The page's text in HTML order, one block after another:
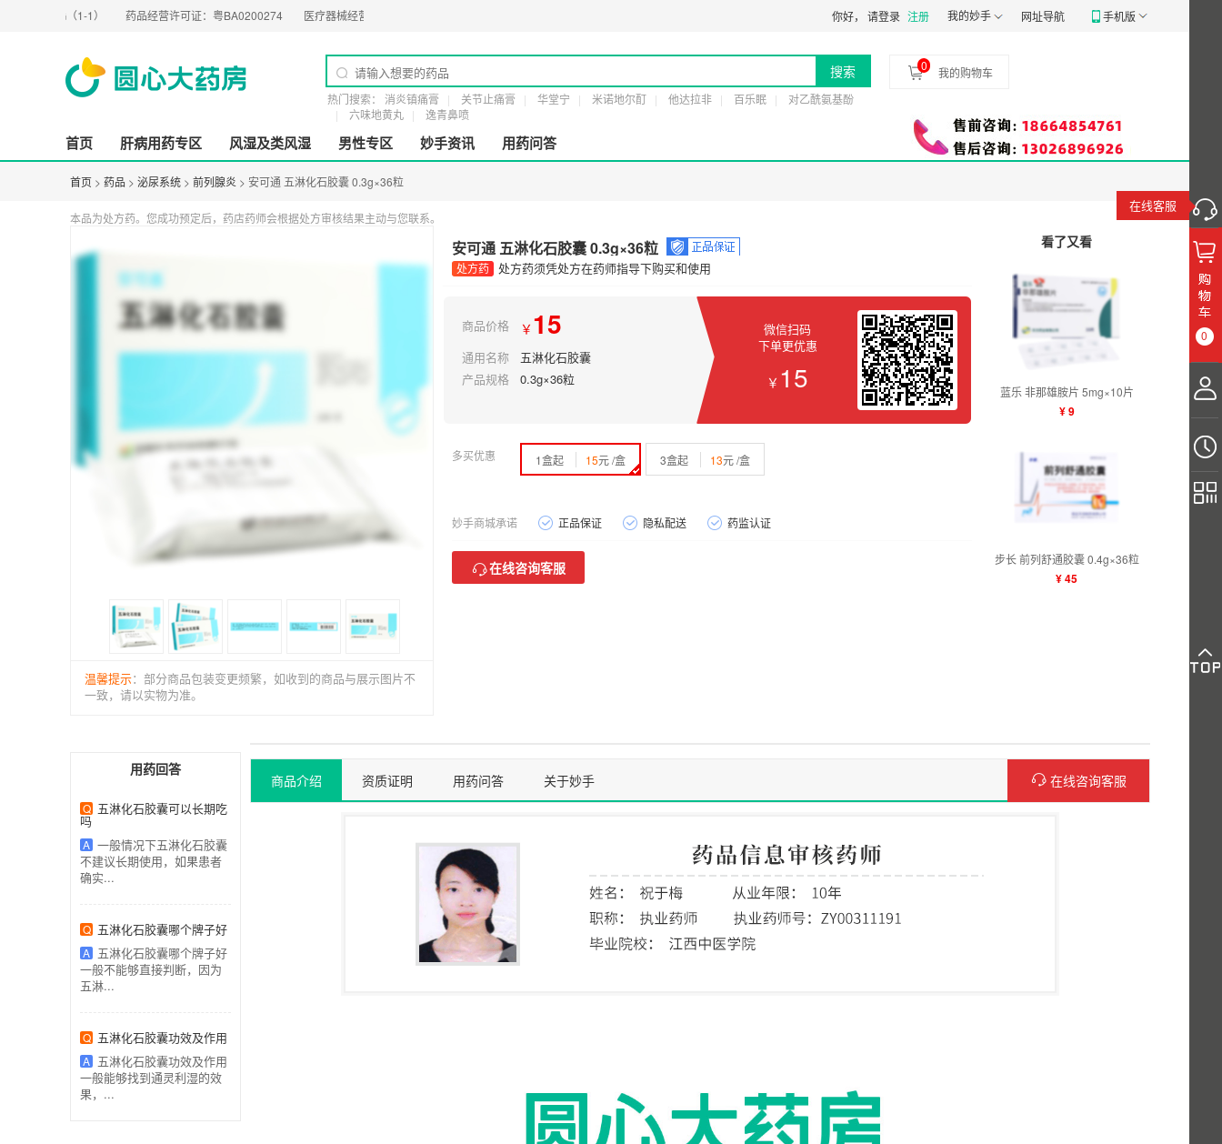
药品经营许可证：粤BA0200274 医疗器械经营许可证：粤橞食药监械经营许20161232号 粤穗食药监械经营备20191807号 食品经营许可证：JY14401030058197 药品经营质量管理规范认证
你好， 请登录 注册 我的妙手 网址导航 手机版
搜索
热门搜索： 消炎镇痛膏 关节止痛膏 华堂宁 米诺地尔酊 他达拉非 百乐眠
对乙酰氨基酚
六味地黄丸
逸青鼻喷
0 我的购物车
首页 肝病用药专区 风湿及类风湿 男性专区 妙手资讯 用药问答
在线客服
0
首页 > 药品 > 泌尿系统 > 前列腺炎 > 安可通 五淋化石胶囊 0.3g×36粒
本品为处方药。您成功预定后，药店药师会根据处方审核结果主动与您联系。
温馨提示：部分商品包装变更频繁，如收到的商品与展示图片不
一致，请以实物为准。
安可通 五淋化石胶囊 0.3g×36粒
处方药 处方药须凭处方在药师指导下购买和使用
商品价格 ￥ 15
通用名称
五淋化石胶囊
产品规格
0.3g×36粒
微信扫码
下单更优惠
￥ 15
多买优惠 1盒起 15元 /盒 3盒起 13元 /盒
妙手商城承诺 正品保证 隐私配送 药监认证
在线咨询客服
看了又看
蓝乐 非那雄胺片 5mg×10片
¥ 9
步长 前列舒通胶囊 0.4g×36粒
¥ 45
用药回答
Q 五淋化石胶囊可以长期吃
吗
A 一般情况下五淋化石胶囊
不建议长期使用，如果患者
确实...
Q 五淋化石胶囊哪个牌子好
A 五淋化石胶囊哪个牌子好
一般不能够直接判断，因为
五淋...
Q 五淋化石胶囊功效及作用
A 五淋化石胶囊功效及作用
一般能够找到通灵利湿的效
果，...
商品介绍 资质证明 用药问答 关于妙手 在线咨询客服